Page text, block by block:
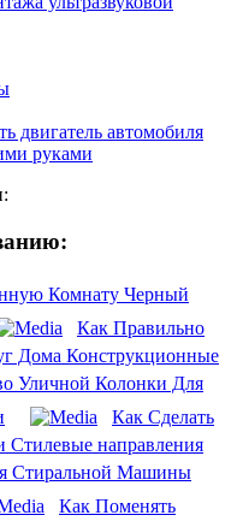
автомобиля
руками
Комнату Черный
Как Правильно
Дома Конструкционные
Уличной Колонки Для
Как Сделать
направления
Стиральной Машины
Как Поменять